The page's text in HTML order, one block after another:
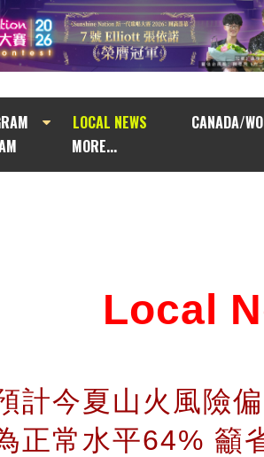
LOCAL NEWS
CANADA/
MORE...
Local
計今夏山火風險
正常水平64% 籲